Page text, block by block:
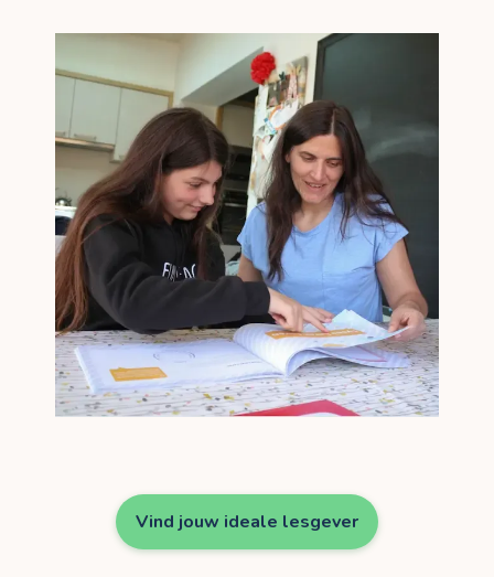
Vind jouw ideale lesgever